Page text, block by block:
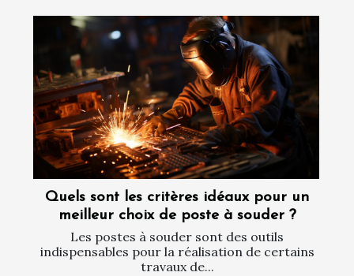
Quels sont les critères idéaux pour un
meilleur choix de poste à souder ?
Les postes à souder sont des outils
indispensables pour la réalisation de certains
travaux de...